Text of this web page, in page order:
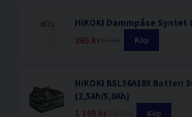
HiKOKI Dammpåse Syntet
265 kr Köp
HiKOKI BSL36A18X Batteri
(2,5Ah/5,0Ah)
1 195 kr Köp